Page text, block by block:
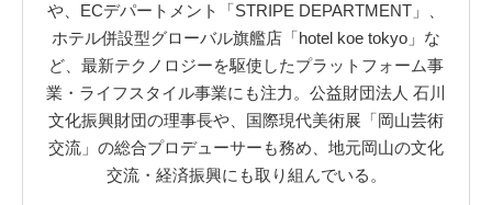
や、ECデパートメント「STRIPE DEPARTMENT」、
ホテル併設型グローバル旗艦店「hotel koe tokyo」な
ど、最新テクノロジーを駆使したプラットフォーム事
業・ライフスタイル事業にも注力。公益財団法人 石川
文化振興財団の理事長や、国際現代美術展「岡山芸術
交流」の総合プロデューサーも務め、地元岡山の文化
交流・経済振興にも取り組んでいる。